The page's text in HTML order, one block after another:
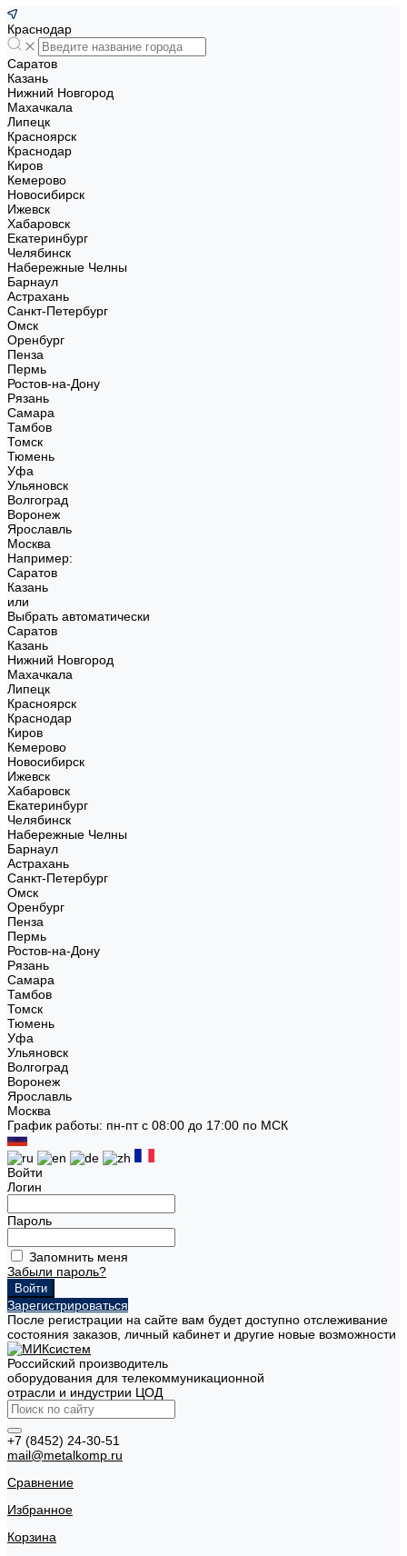
Краснодар
Саратов
Казань
Нижний Новгород
Махачкала
Липецк
Красноярск
Краснодар
Киров
Кемерово
Новосибирск
Ижевск
Хабаровск
Екатеринбург
Челябинск
Набережные Челны
Барнаул
Астрахань
Санкт-Петербург
Омск
Оренбург
Пенза
Пермь
Ростов-на-Дону
Рязань
Самара
Тамбов
Томск
Тюмень
Уфа
Ульяновск
Волгоград
Воронеж
Ярославль
Москва
Например:
Саратов
Казань
или
Выбрать автоматически
Саратов
Казань
Нижний Новгород
Махачкала
Липецк
Красноярск
Краснодар
Киров
Кемерово
Новосибирск
Ижевск
Хабаровск
Екатеринбург
Челябинск
Набережные Челны
Барнаул
Астрахань
Санкт-Петербург
Омск
Оренбург
Пенза
Пермь
Ростов-на-Дону
Рязань
Самара
Тамбов
Томск
Тюмень
Уфа
Ульяновск
Волгоград
Воронеж
Ярославль
Москва
График работы: пн-пт с 08:00 до 17:00 по МСК
Войти
Логин
Пароль
Запомнить меня
Забыли пароль?
Зарегистрироваться
После регистрации на сайте вам будет доступно отслеживание
состояния заказов, личный кабинет и другие новые возможности
Российский производитель
оборудования для телекоммуникационной
отрасли и индустрии ЦОД
+7 (8452) 24-30-51
mail@metalkomp.ru
Сравнение
Избранное
Корзина